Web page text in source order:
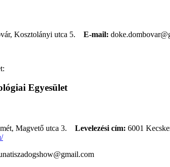
Kosztolányi utca 5. E-mail:
Egyesület
Magvető utca 3. Levelezési cím: 6001